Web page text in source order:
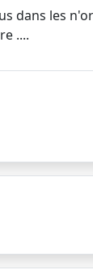
dans les
....